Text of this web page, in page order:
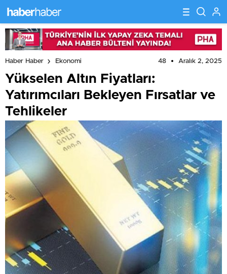
Haber Haber Ekonomi 48 Aralık 2, 2025
Yükselen Altın Fiyatları:
Yatırımcıları Bekleyen Fırsatlar ve
Tehlikeler